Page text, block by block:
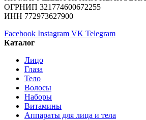
ОГРНИП 321774600672255
ИНН 772973627900
Facebook Instagram VK Telegram
Каталог
Лицо
Глаза
Тело
Волосы
Наборы
Витамины
Аппараты для лица и тела